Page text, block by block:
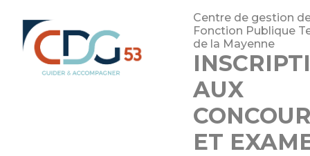
Centre de gestion
Fonction Publique
de la Mayenne
AUX
ET